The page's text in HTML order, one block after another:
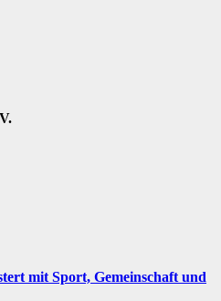
mit Sport, Gemeinschaft und